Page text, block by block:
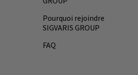
Pourquoi rejoindre
SIGVARIS GROUP
FAQ